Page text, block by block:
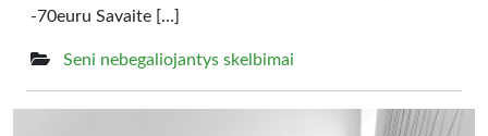
-70euru Savaite […]
Seni nebegaliojantys skelbimai